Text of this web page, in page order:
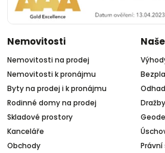
Nemovitosti
Nemovitosti na prodej
Nemovitosti k pronájmu
Byty na prodej i k pronájmu
Rodinné domy na prodej
Skladové prostory
Kanceláře
Obchody
Dražby
Právní